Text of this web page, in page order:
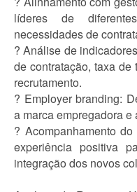
líderes de
necessidades de
? Análise de
de contratação, taxa
recrutamento.
? Employer branding:
a marca empregadora e
? Acompanhamento
experiência positiva
integração dos novos